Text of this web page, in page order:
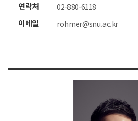
연락처 02-880-6118
이메일
rohmer@snu.ac.kr